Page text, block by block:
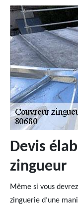
Devis
zingueur
Même si vous
zinguerie d’une